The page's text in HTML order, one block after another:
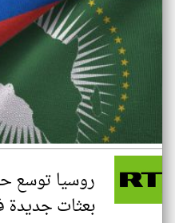
روسيا توسع
بعثات جديدة في 4 دول